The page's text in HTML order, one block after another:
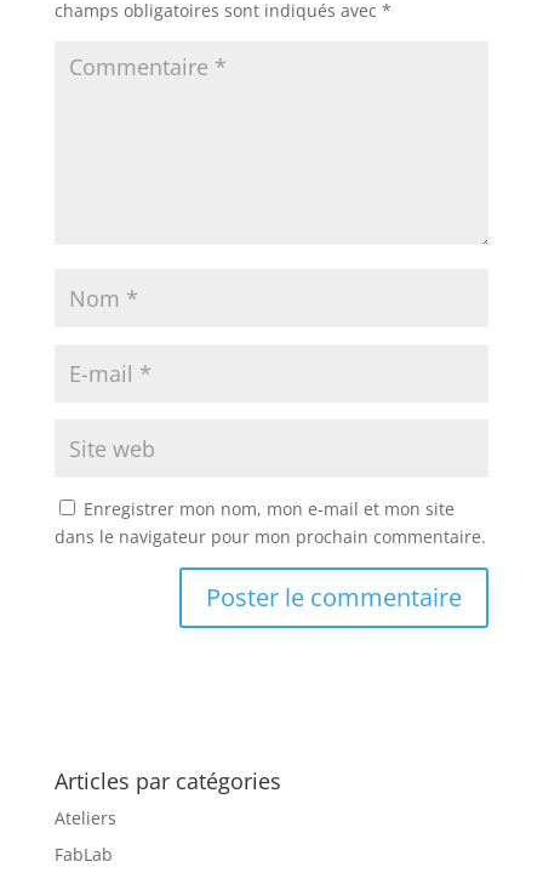
champs obligatoires sont indiqués avec *
Enregistrer mon nom, mon e-mail et mon site
dans le navigateur pour mon prochain commentaire.
Articles par catégories
Ateliers
FabLab